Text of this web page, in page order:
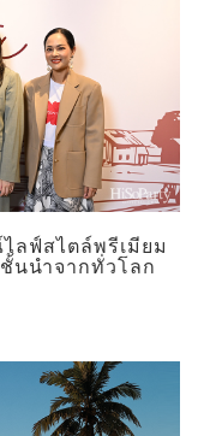
ไลฟ์สไตล์พรีเมียม
นนำจากทั่วโลก